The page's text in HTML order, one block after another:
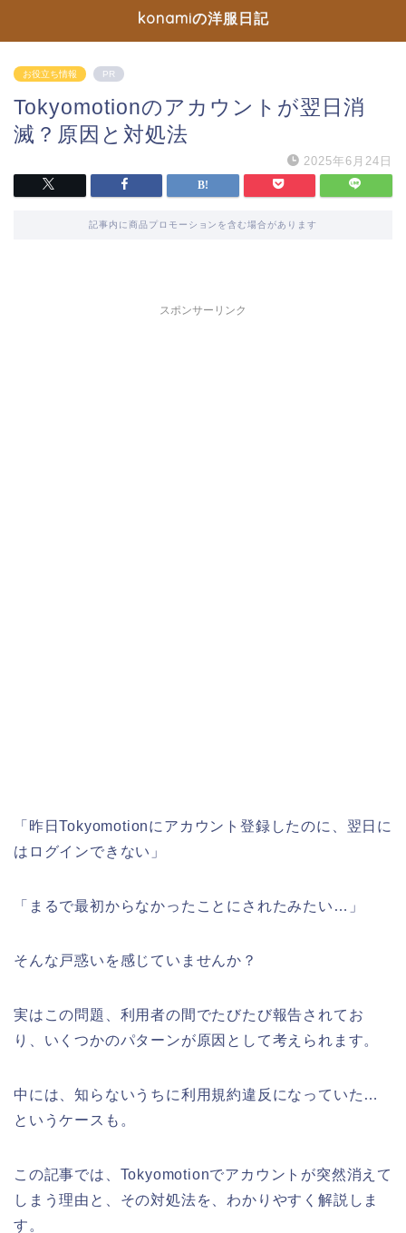
konamiの洋服日記
お役立ち情報 PR
Tokyomotionのアカウントが翌日消
滅？原因と対処法
2025年6月24日
記事内に商品プロモーションを含む場合があります
スポンサーリンク
「昨日Tokyomotionにアカウント登録したのに、翌日に
はログインできない」
「まるで最初からなかったことにされたみたい…」
そんな戸惑いを感じていませんか？
実はこの問題、利用者の間でたびたび報告されてお
り、いくつかのパターンが原因として考えられます。
中には、知らないうちに利用規約違反になっていた…
というケースも。
この記事では、Tokyomotionでアカウントが突然消えて
しまう理由と、その対処法を、わかりやすく解説しま
す。